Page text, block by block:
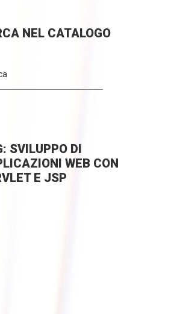
NEL CATALOGO
SVILUPPO DI
WEB CON
E JSP